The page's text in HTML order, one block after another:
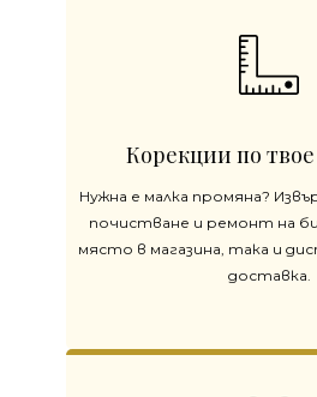
Корекции по
Нужна е малка промяна?
почистване и ремонт на
място в магазина, така и
доставка.